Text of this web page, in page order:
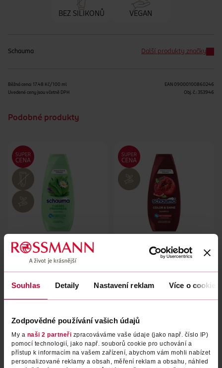
Souhlas Detaily Nastavení reklam Více o cookies
Zodpovědné používání vašich údajů
My a naši 2 partneři zpracováváme vaše údaje (jako např. číslo IP)
pomocí technologií, jako např. souborů cookie pro uchování a
přístup k informacím na vašem zařízení, abychom vám mohli nabízet
personalizované reklamy a obsah, měření reklam a obsahu, náhled
BEZ SILIKONŮ VEGAN
Schauma Další produkty značky
Běžná cena: 17.48 Kč/100 ml
Uvedené ceny jsou včetně DPH
EAN 09000100860246
Obj. č.: 353946
Podobné produkty
Šampon 7 Herbs Freshness
Obj. č.: 344852
Šampon Color Shine